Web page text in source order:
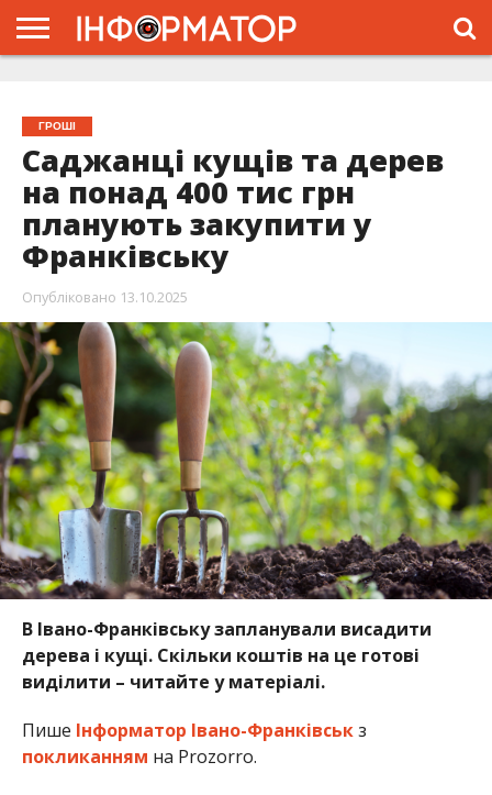
ГРОШІ
Саджанці кущів та дерев
на понад 400 тис грн
планують закупити у
Франківську
Опубліковано 13.10.2025
В Івано-Франківську запланували висадити
дерева і кущі. Скільки коштів на це готові
виділити – читайте у матеріалі.
Пише Інформатор Івано-Франківськз
покликанням на Prozorro.